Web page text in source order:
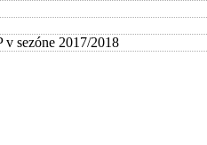
v sezóne 2017/2018